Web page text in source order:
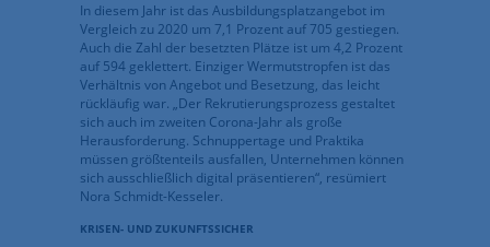
In diesem Jahr ist das Ausbildungsplatzangebot im
Vergleich zu 2020 um 7,1 Prozent auf 705 gestiegen.
Auch die Zahl der besetzten Plätze ist um 4,2 Prozent
auf 594 geklettert. Einziger Wermutstropfen ist das
Verhältnis von Angebot und Besetzung, das leicht
rückläufig war. „Der Rekrutierungsprozess gestaltet
sich auch im zweiten Corona-Jahr als große
Herausforderung. Schnuppertage und Praktika
müssen größtenteils ausfallen, Unternehmen können
sich ausschließlich digital präsentieren“, resümiert
Nora Schmidt-Kesseler.
KRISEN- UND ZUKUNFTSSICHER